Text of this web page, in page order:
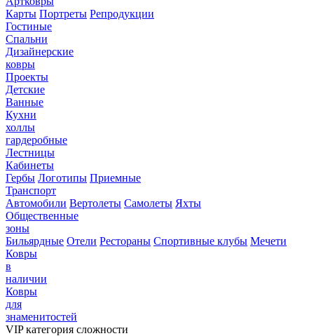
Карты Портреты Репродукции
Гостиные
Спальни
Дизайнерские
ковры
Проекты
Детские
Ванные
Кухни
холлы
гардеробные
Лестницы
Кабинеты
Гербы Логотипы Приемные
Транспорт
Автомобили Вертолеты Самолеты Яхты
Общественные
зоны
Бильярдные Отели Рестораны Спортивные клубы Мечети
Ковры
в
наличии
Ковры
для
знаменитостей
VIP категория сложности